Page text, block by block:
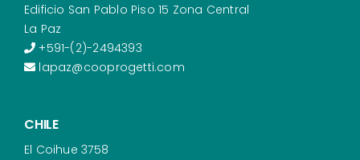
Edificio San Pablo Piso 15 Zona Central
La Paz
+591-(2)-2494393
lapaz@cooprogetti.com
CHILE
El Coihue 3758